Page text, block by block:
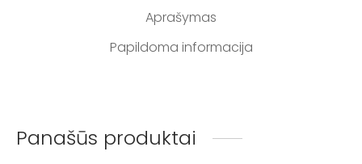
Aprašymas
Papildoma informacija
Panašūs produktai